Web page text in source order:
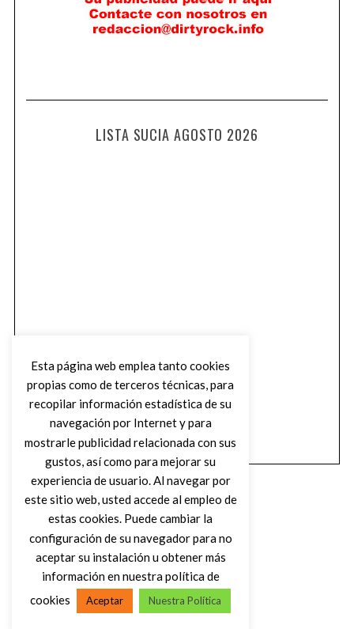
LISTA SUCIA AGOSTO 2026
VOLVER AL INICIO
Esta página web emplea tanto cookies
propias como de terceros técnicas, para
recopilar información estadística de su
navegación por Internet y para
mostrarle publicidad relacionada con sus
gustos, así como para mejorar su
experiencia de usuario. Al navegar por
este sitio web, usted accede al empleo de
estas cookies. Puede cambiar la
configuración de su navegador para no
aceptar su instalación u obtener más
información en nuestra política de
cookies
Aceptar Nuestra Política